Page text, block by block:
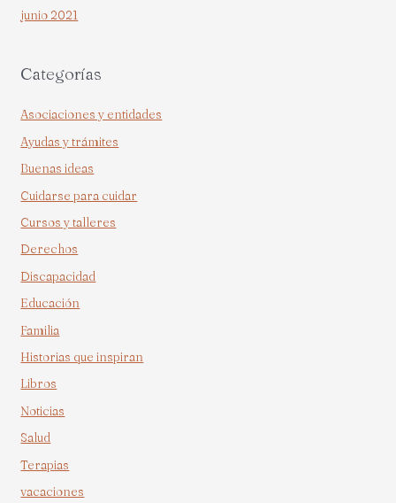
junio 2021
Categorías
Asociaciones y entidades
Ayudas y trámites
Buenas ideas
Cuidarse para cuidar
Cursos y talleres
Derechos
Discapacidad
Educación
Familia
Historias que inspiran
Libros
Noticias
Salud
Terapias
vacaciones